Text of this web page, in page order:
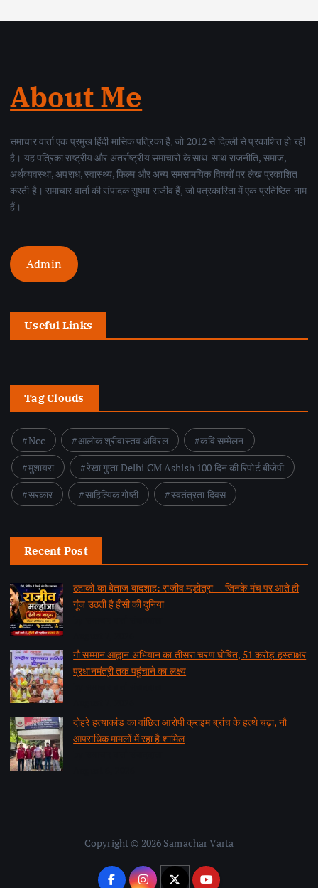
About Me
समाचार वार्ता एक प्रमुख हिंदी मासिक पत्रिका है, जो 2012 से दिल्ली से प्रकाशित हो रही
है। यह पत्रिका राष्ट्रीय और अंतर्राष्ट्रीय समाचारों के साथ-साथ राजनीति, समाज,
अर्थव्यवस्था, अपराध, स्वास्थ्य, फिल्म और अन्य समसामयिक विषयों पर लेख प्रकाशित
करती है। समाचार वार्ता की संपादक सुषमा राजीव हैं, जो पत्रकारिता में एक प्रतिष्ठित नाम
हैं।
Admin
Useful Links
Tag Clouds
Ncc आलोक श्रीवास्तव अविरल
कवि सम्मेलन
मुशायरा
रेखा गुप्ता Delhi CM Ashish 100 दिन की रिपोर्ट बीजेपी
सरकार
साहित्यिक गोष्ठी स्वतंत्रता दिवस
Recent Post
ठहाकों का बेताज बादशाह: राजीव मल्होत्रा — जिनके मंच पर आते ही
गूंज उठती है हँसी की दुनिया
गौ सम्मान आह्वान अभियान का तीसरा चरण घोषित, 51 करोड़ हस्ताक्षर
प्रधानमंत्री तक पहुंचाने का लक्ष्य
दोहरे हत्याकांड का वांछित आरोपी क्राइम ब्रांच के हत्थे चढ़ा, नौ
आपराधिक मामलों में रहा है शामिल
Copyright © 2026 Samachar Varta